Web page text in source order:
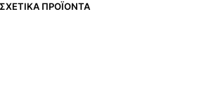
ΣΧΕΤΙΚΆ ΠΡΟΪΌΝΤΑ